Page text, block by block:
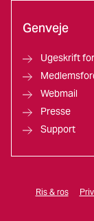
Genveje
Ugeskrift
Webmail
Presse
Support
Ris & ros